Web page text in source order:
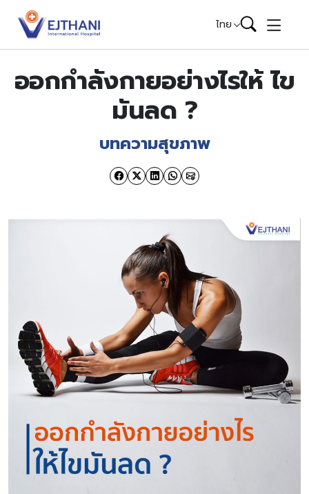
Skip to content
ไทย
ออกกำลังกายอย่างไรให้ ไข
มันลด ?
บทความสุขภาพ